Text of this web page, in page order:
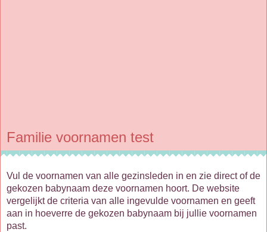
Familie voornamen test
Vul de voornamen van alle gezinsleden in en zie direct of de
gekozen babynaam deze voornamen hoort. De website
vergelijkt de criteria van alle ingevulde voornamen en geeft
aan in hoeverre de gekozen babynaam bij jullie voornamen
past.